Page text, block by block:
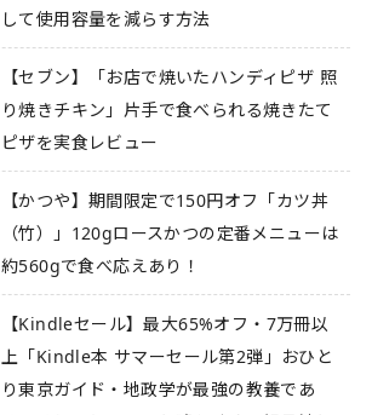
して使用容量を減らす方法
【セブン】「お店で焼いたハンディピザ 照
り焼きチキン」片手で食べられる焼きたて
ピザを実食レビュー
【かつや】期間限定で150円オフ「カツ丼
（竹）」120gロースかつの定番メニューは
約560gで食べ応えあり！
【Kindleセール】最大65%オフ・7万冊以
上「Kindle本 サマーセール第2弾」おひと
り東京ガイド・地政学が最強の教養であ